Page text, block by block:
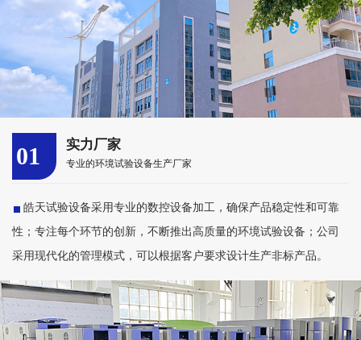
01 实力厂家
专业的环境试验设备生产厂家
皓天试验设备采用专业的数控设备加工，确保产品稳定性和可靠
性；专注每个环节的创新，不断推出高质量的环境试验设备；公司
采用现代化的管理模式，可以根据客户要求设计生产非标产品。